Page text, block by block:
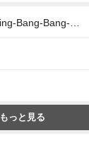
もっと見る